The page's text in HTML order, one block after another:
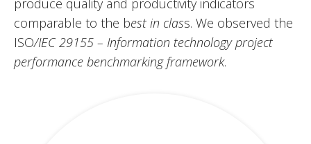
produce quality and productivity indicators
comparable to the best in class. We observed the
ISO/IEC 29155 – Information technology project
performance benchmarking framework.